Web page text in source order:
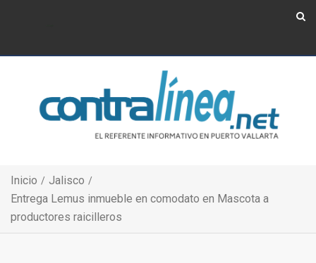
Inicio
Jalisco
Entrega Lemus inmueble en comodato en Mascota a
productores raicilleros